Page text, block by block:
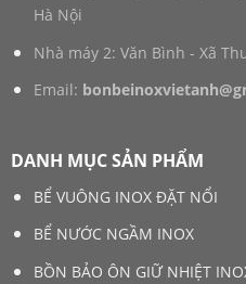
Hà Nội
Nhà máy 2: Văn Bình - Xã
Email:
DANH MỤC SẢN PHẨM
BỂ VUÔNG INOX ĐẶT NỔI
BỂ NƯỚC NGẦM INOX
BỒN BẢO ÔN GIỮ NHIỆT